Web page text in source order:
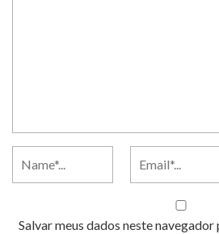
Salvar meus dados neste